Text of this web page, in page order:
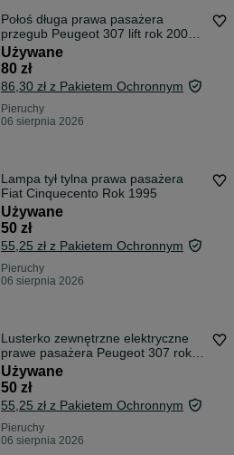
Połoś długa prawa pasażera
przegub Peugeot 307 lift rok 2005
diesel 1.6 hdi
Używane
80 zł
86,30 zł z Pakietem Ochronnym
Pieruchy
06 sierpnia 2026
Lampa tył tylna prawa pasażera
Fiat Cinquecento Rok 1995
Używane
50 zł
55,25 zł z Pakietem Ochronnym
Pieruchy
06 sierpnia 2026
Lusterko zewnętrzne elektryczne
prawe pasażera Peugeot 307 rok
2002 kolor srebrny
Używane
50 zł
55,25 zł z Pakietem Ochronnym
Pieruchy
06 sierpnia 2026